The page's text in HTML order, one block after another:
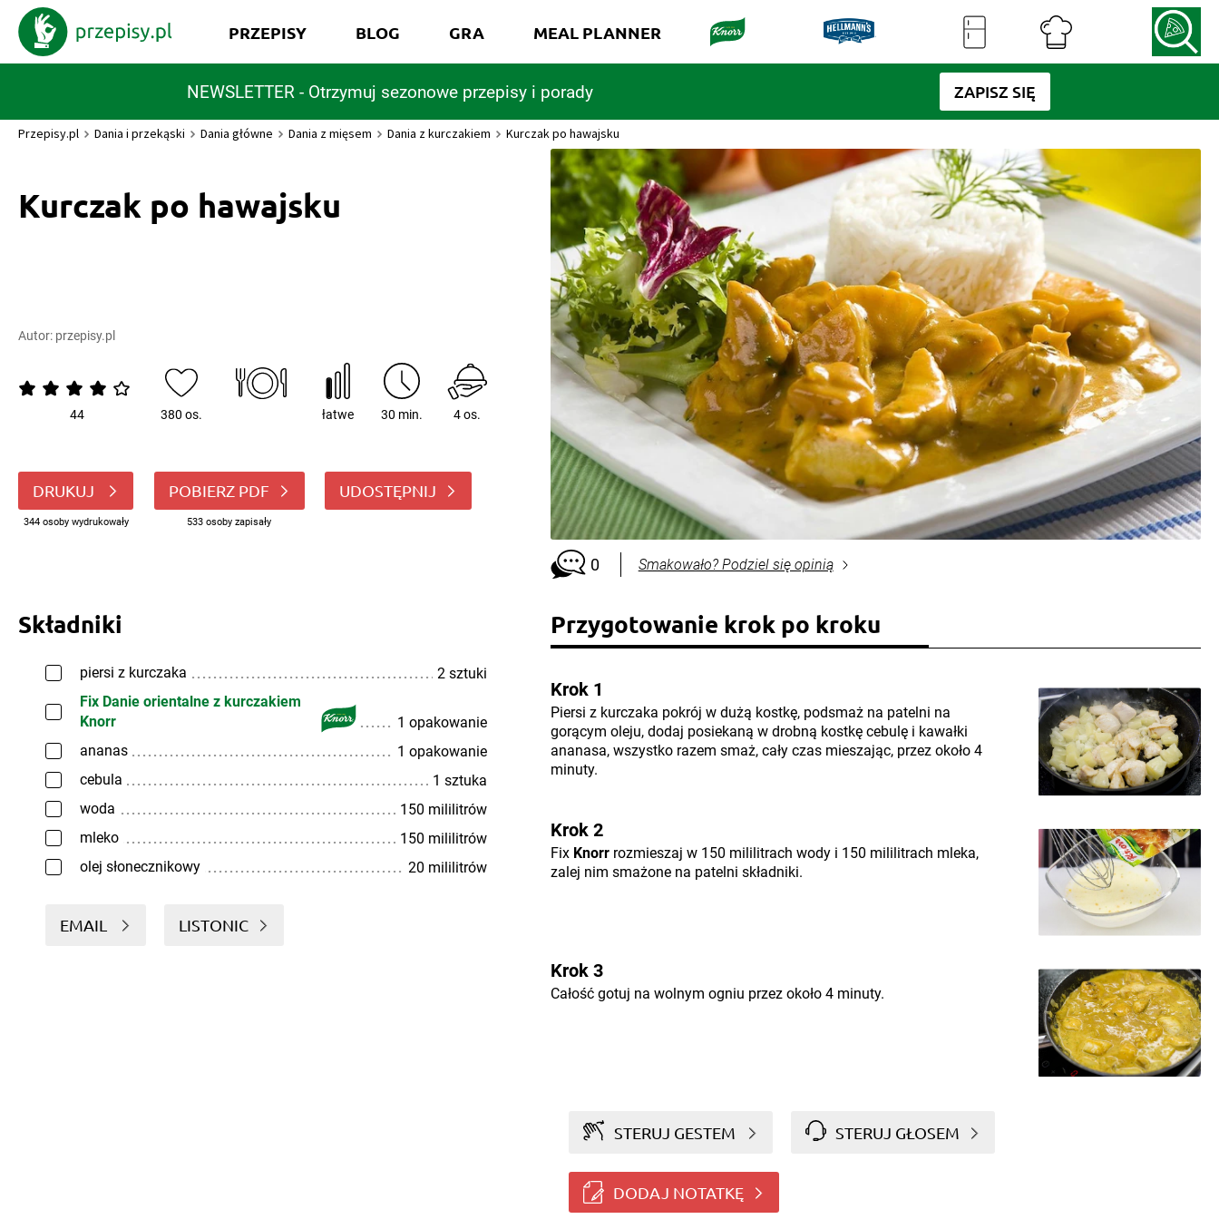
NEWSLETTER - Otrzymuj sezonowe przepisy i porady ZAPISZ SIĘ
PRZEPISY BLOG GRA MEAL PLANNER
Przepisy.pl Dania i przekąski Dania główne Dania z mięsem Dania z kurczakiem Kurczak po hawajsku
Kurczak po hawajsku
Autor: przepisy.pl
44 380 os. łatwe 30 min. 4 os.
DRUKUJ
344 osoby wydrukowały
POBIERZ PDF
533 osoby zapisały
UDOSTĘPNIJ
0 Smakowało? Podziel się opinią
Składniki
piersi z kurczaka
2 sztuki
Fix Danie orientalne z kurczakiem
Knorr
1 opakowanie
ananas
1 opakowanie
cebula
1 sztuka
woda
150 mililitrów
mleko
150 mililitrów
olej słonecznikowy
20 mililitrów
EMAIL LISTONIC
Przygotowanie krok po kroku
Krok 1
Piersi z kurczaka pokrój w dużą kostkę, podsmaż na patelni na
gorącym oleju, dodaj posiekaną w drobną kostkę cebulę i kawałki
ananasa, wszystko razem smaż, cały czas mieszając, przez około 4
minuty.
Krok 2
Fix Knorrrozmieszaj w 150 mililitrach wody i 150 mililitrach mleka,
zalej nim smażone na patelni składniki.
Krok 3
Całość gotuj na wolnym ogniu przez około 4 minuty.
STERUJ GESTEM STERUJ GŁOSEM
DODAJ NOTATKĘ